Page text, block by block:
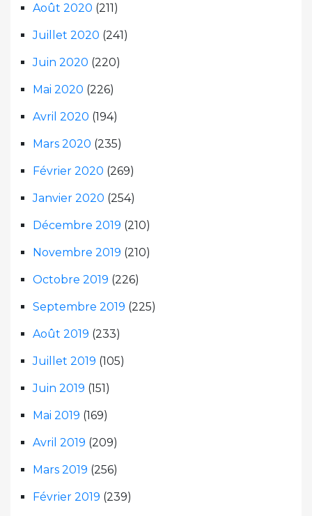
Août 2020 (211)
Juillet 2020 (241)
Juin 2020 (220)
Mai 2020 (226)
Avril 2020 (194)
Mars 2020 (235)
Février 2020 (269)
Janvier 2020 (254)
Décembre 2019 (210)
Novembre 2019 (210)
Octobre 2019 (226)
Septembre 2019 (225)
Août 2019 (233)
Juillet 2019 (105)
Juin 2019 (151)
Mai 2019 (169)
Avril 2019 (209)
Mars 2019 (256)
Février 2019 (239)